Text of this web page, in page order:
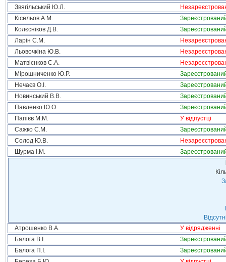
Звягільський Ю.Л.
Кісельов А.М.
Колєсніков Д.В.
Ларін С.М.
Льовочкіна Ю.В.
Матвієнков С.А.
Мірошниченко Ю.Р.
Нечаєв О.І.
Новинський В.В.
Павленко Ю.О.
Папієв М.М.
У відпустці
Сажко С.М.
Солод Ю.В.
Шурма І.М.
Атрошенко В.А.
У відрядженні
Балога В.І.
Балога П.І.